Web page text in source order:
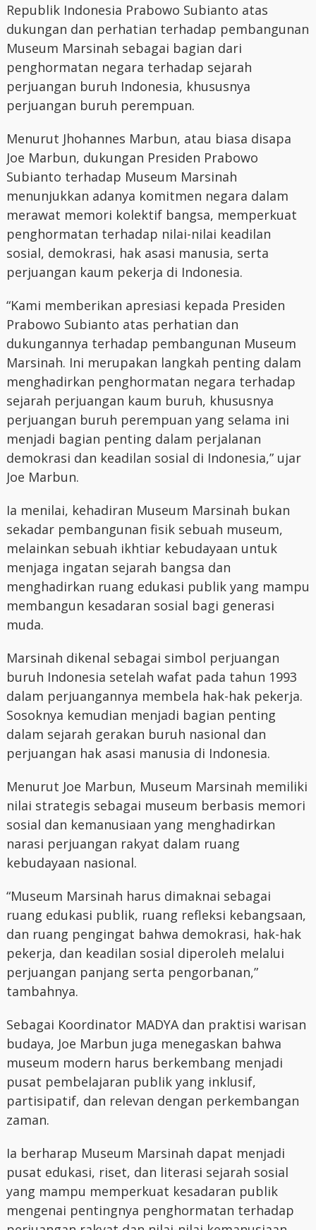
Republik Indonesia Prabowo Subianto atas
dukungan dan perhatian terhadap pembangunan
Museum Marsinah sebagai bagian dari
penghormatan negara terhadap sejarah
perjuangan buruh Indonesia, khususnya
perjuangan buruh perempuan.
Menurut Jhohannes Marbun, atau biasa disapa
Joe Marbun, dukungan Presiden Prabowo
Subianto terhadap Museum Marsinah
menunjukkan adanya komitmen negara dalam
merawat memori kolektif bangsa, memperkuat
penghormatan terhadap nilai-nilai keadilan
sosial, demokrasi, hak asasi manusia, serta
perjuangan kaum pekerja di Indonesia.
“Kami memberikan apresiasi kepada Presiden
Prabowo Subianto atas perhatian dan
dukungannya terhadap pembangunan Museum
Marsinah. Ini merupakan langkah penting dalam
menghadirkan penghormatan negara terhadap
sejarah perjuangan kaum buruh, khususnya
perjuangan buruh perempuan yang selama ini
menjadi bagian penting dalam perjalanan
demokrasi dan keadilan sosial di Indonesia,” ujar
Joe Marbun.
Ia menilai, kehadiran Museum Marsinah bukan
sekadar pembangunan fisik sebuah museum,
melainkan sebuah ikhtiar kebudayaan untuk
menjaga ingatan sejarah bangsa dan
menghadirkan ruang edukasi publik yang mampu
membangun kesadaran sosial bagi generasi
muda.
Marsinah dikenal sebagai simbol perjuangan
buruh Indonesia setelah wafat pada tahun 1993
dalam perjuangannya membela hak-hak pekerja.
Sosoknya kemudian menjadi bagian penting
dalam sejarah gerakan buruh nasional dan
perjuangan hak asasi manusia di Indonesia.
Menurut Joe Marbun, Museum Marsinah memiliki
nilai strategis sebagai museum berbasis memori
sosial dan kemanusiaan yang menghadirkan
narasi perjuangan rakyat dalam ruang
kebudayaan nasional.
“Museum Marsinah harus dimaknai sebagai
ruang edukasi publik, ruang refleksi kebangsaan,
dan ruang pengingat bahwa demokrasi, hak-hak
pekerja, dan keadilan sosial diperoleh melalui
perjuangan panjang serta pengorbanan,”
tambahnya.
Sebagai Koordinator MADYA dan praktisi warisan
budaya, Joe Marbun juga menegaskan bahwa
museum modern harus berkembang menjadi
pusat pembelajaran publik yang inklusif,
partisipatif, dan relevan dengan perkembangan
zaman.
Ia berharap Museum Marsinah dapat menjadi
pusat edukasi, riset, dan literasi sejarah sosial
yang mampu memperkuat kesadaran publik
mengenai pentingnya penghormatan terhadap